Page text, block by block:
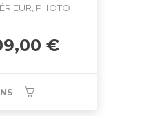
PHOTO
€